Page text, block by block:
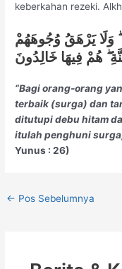
keberkahan rezeki.
وَلَا يَرْهَقُ وُجُوهَهُمْ
هُمْ فِيهَا خَالِدُونَ
“Bagi orang-orang
terbaik (surga) dan
ditutupi debu hitam
itulah penghuni
Yunus : 26)
← Pos Sebelumnya